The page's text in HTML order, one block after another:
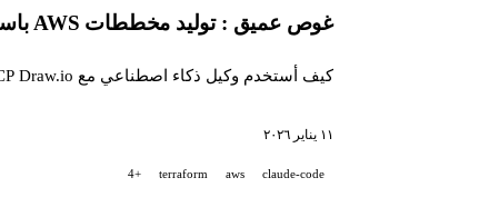
غوص عميق : توليد مخططات AWS باستخدام وكيل ذكاء اصطناعي و Draw.io MCP
كيف أستخدم وكيل ذكاء اصطناعي مع MCP Draw.io لتوليد مخططات بنية AWS احترافية تلقائيًا، مباشرة داخل Draw.io.
١١ يناير ٢٠٢٦
claude-code
aws
terraform
+4